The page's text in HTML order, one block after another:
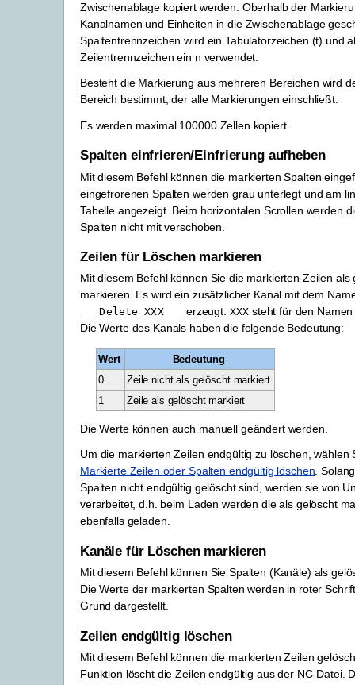
Zwischenablage kopiert werden. Oberhalb der
Kanalnamen und Einheiten in die Zwischenablage
Spaltentrennzeichen wird ein Tabulatorzeichen (t) und
Zeilentrennzeichen ein n verwendet.
Besteht die Markierung aus mehreren Bereichen wird
Bereich bestimmt, der alle Markierungen einschließt.
Es werden maximal 100000 Zellen kopiert.
Spalten einfrieren/Einfrierung aufheben
Mit diesem Befehl können die markierten Spalten
eingefrorenen Spalten werden grau unterlegt und am
Tabelle angezeigt. Beim horizontalen Scrollen werden
Spalten nicht mit verschoben.
Zeilen für Löschen markieren
Mit diesem Befehl können Sie die markierten Zeilen als
markieren. Es wird ein zusätzlicher Kanal mit dem
___Delete_XXX___ erzeugt. XXX steht für den
Die Werte des Kanals haben die folgende Bedeutung:
Wert
Bedeutung
0
Zeile nicht als gelöscht markiert
1
Zeile als gelöscht markiert
Die Werte können auch manuell geändert werden.
Um die markierten Zeilen endgültig zu löschen, wählen
Markierte Zeilen oder Spalten endgültig löschen .
Spalten nicht endgültig gelöscht sind, werden sie von
verarbeitet, d.h. beim Laden werden die als gelöscht
ebenfalls geladen.
Kanäle für Löschen markieren
Mit diesem Befehl können Sie Spalten (Kanäle) als
Die Werte der markierten Spalten werden in roter
Grund dargestellt.
Zeilen endgültig löschen
Mit diesem Befehl können die markierten Zeilen
Funktion löscht die Zeilen endgültig aus der NC-Datei.